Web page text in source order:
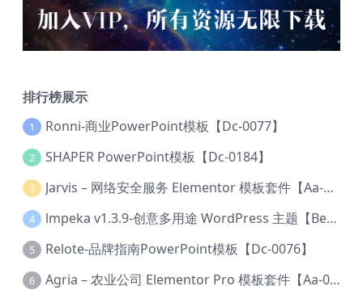
排行榜展示
1 Ronni-商业PowerPoint模板【Dc-0077】
2 SHAPER PowerPoint模板【Dc-0184】
3 Jarvis – 网络安全服务 Elementor 模板套件【Aa-0035】
4 lmpeka v1.3.9-创意多用途 WordPress 主题【Be-0064】
5 Relote-品牌指南PowerPoint模板【Dc-0076】
6 Agria – 农业公司 Elementor Pro 模板套件【Aa-0003】